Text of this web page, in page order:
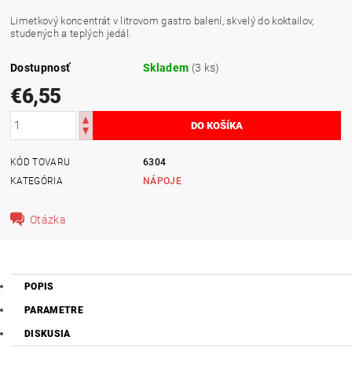
Limetkový koncentrát v litrovom gastro balení, skvelý do koktailov,
studených a teplých jedál.
Dostupnosť Skladem (3 ks)
€6,55
KÓD TOVARU
6304
KATEGÓRIA
NÁPOJE
Otázka
POPIS
PARAMETRE
DISKUSIA